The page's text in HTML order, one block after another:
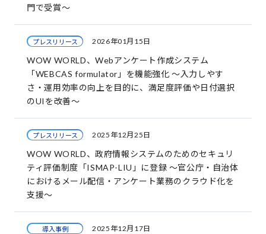
門で受賞～
プレスリリース 2026年01月15日
WOW WORLD、Webアンケート作成システム
「WEBCAS formulator」を機能強化 ～入力しやす
さ・運用効率の向上を目的に、満足度評価や日付選択
のUIを改善～
プレスリリース 2025年12月25日
WOW WORLD、政府情報システムのためのセキュリ
ティ評価制度「ISMAP-LIU」に登録 ～官公庁・自治体
におけるメール配信・アンケート業務のクラウド化を
支援～
導入事例 2025年12月17日